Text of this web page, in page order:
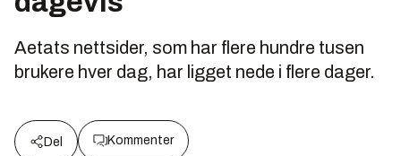
Aetats nettsider, som har flere hundre tusen
brukere hver dag, har ligget nede i flere dager.
Del Kommenter